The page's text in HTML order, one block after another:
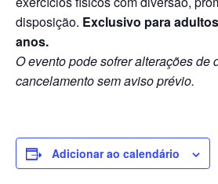
disposição. Exclusivo para
anos.
O evento pode sofrer alterações de
cancelamento sem aviso prévio.
Adicionar ao calendário